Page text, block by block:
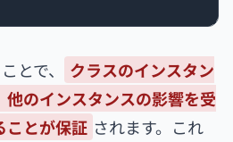
とで、
クラスのインスタン
他のインスタンスの影響を受
ことが保証 されます。これ